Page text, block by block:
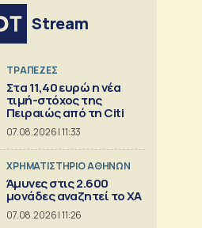
Stream
ΤΡΑΠΕΖΕΣ
Στα 11,40 ευρώ η νέα
τιμή-στόχος της
Πειραιώς από τη Citi
07.08.2026 | 11:33
XΡΗΜΑΤΙΣΤΗΡΙΟ ΑΘΗΝΩΝ
Άμυνες στις 2.600
μονάδες αναζητεί το ΧΑ
07.08.2026 | 11:26